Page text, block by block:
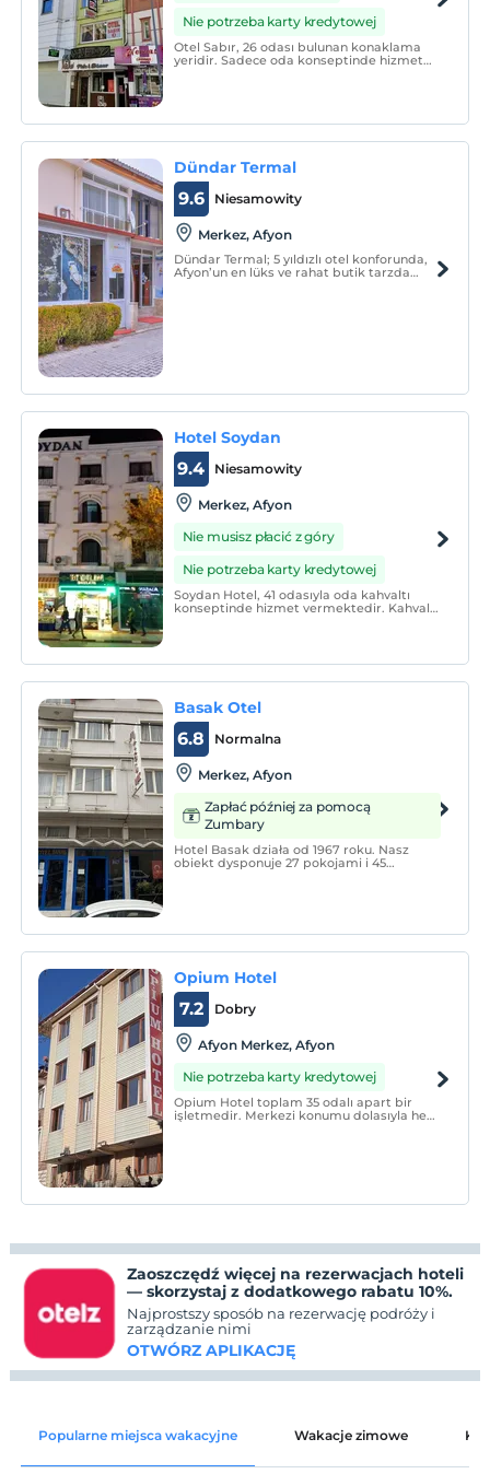
Nie potrzeba karty kredytowej
Otel Sabır, 26 odası bulunan konaklama
yeridir. Sadece oda konseptinde hizmet
Dündar Termal
Niesamowity
9.6
Merkez, Afyon
Dündar Termal; 5 yıldızlı otel konforunda,
Afyon’un en lüks ve rahat butik tarzda
Hotel Soydan
Niesamowity
9.4
Merkez, Afyon
Nie musisz płacić z góry
Nie potrzeba karty kredytowej
Soydan Hotel, 41 odasıyla oda kahvaltı
konseptinde hizmet vermektedir. Kahvaltı
Basak Otel
Normalna
6.8
Merkez, Afyon
Zapłać później za pomocą
Zumbary
Hotel Basak działa od 1967 roku. Nasz
obiekt dysponuje 27 pokojami i 45
Opium Hotel
Dobry
7.2
Afyon Merkez, Afyon
Nie potrzeba karty kredytowej
Opium Hotel toplam 35 odalı apart bir
işletmedir. Merkezi konumu dolasıyla hem
Zaoszczędź więcej na rezerwacjach hoteli
— skorzystaj z dodatkowego rabatu 10%.
Najprostszy sposób na rezerwację podróży i
zarządzanie nimi
OTWÓRZ APLIKACJĘ
Popularne miejsca wakacyjne Wakacje zimowe